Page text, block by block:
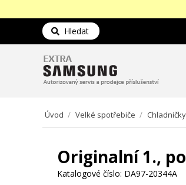
Hledat
Úvod / Velké spotřebiče /
Originalní 1.,
Katalogové číslo: DA97-20344A